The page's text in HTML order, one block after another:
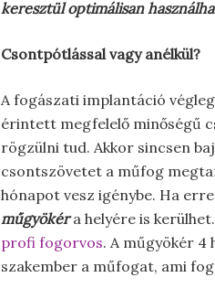
keresztül optimálisan
Csontpótlással vagy anélkül?
A fogászati implantáció
érintett megfelelő minőségű
rögzülni tud. Akkor sincsen
csontszövetet a műfog
hónapot vesz igénybe. Ha
műgyökéra helyére is
profi fogorvos. A műgyökér
szakember a műfogat, ami